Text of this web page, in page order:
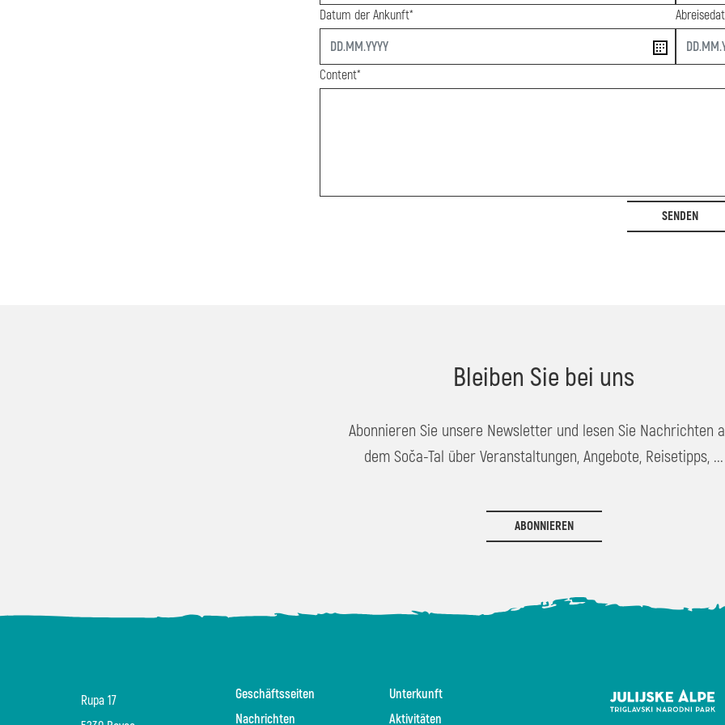
Datum der Ankunft*
start
end
Content*
SENDEN
Bleiben Sie bei uns
Abonnieren Sie unsere Newsletter und lesen Sie Nachrichten
dem Soča-Tal über Veranstaltungen, Angebote, Reisetipps, ...
ABONNIEREN
Rupa 17
Geschäftsseiten
Nachrichten
Unterkunft
Aktivitäten